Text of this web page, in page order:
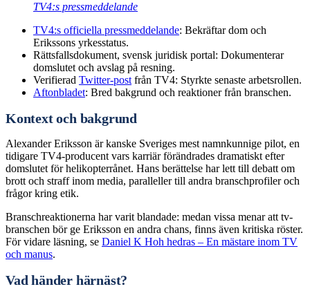
TV4:s pressmeddelande
TV4:s officiella pressmeddelande: Bekräftar dom och
Erikssons yrkesstatus.
Rättsfallsdokument, svensk juridisk portal: Dokumenterar
domslutet och avslag på resning.
Verifierad Twitter-postfrån TV4: Styrkte senaste arbetsrollen.
Aftonbladet: Bred bakgrund och reaktioner från branschen.
Kontext och bakgrund
Alexander Eriksson är kanske Sveriges mest namnkunnige pilot, en
tidigare TV4-producent vars karriär förändrades dramatiskt efter
domslutet för helikopterrånet. Hans berättelse har lett till debatt om
brott och straff inom media, paralleller till andra branschprofiler och
frågor kring etik.
Branschreaktionerna har varit blandade: medan vissa menar att tv-
branschen bör ge Eriksson en andra chans, finns även kritiska röster.
För vidare läsning, se Daniel K Hoh hedras – En mästare inom TV
och manus.
Vad händer härnäst?